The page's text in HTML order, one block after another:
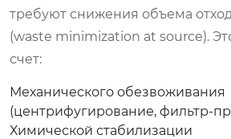
требуют снижения объема
(waste minimization at source).
счет:
Механического обезвоживания
(центрифугирование, фильтр-
Химической стабилизации